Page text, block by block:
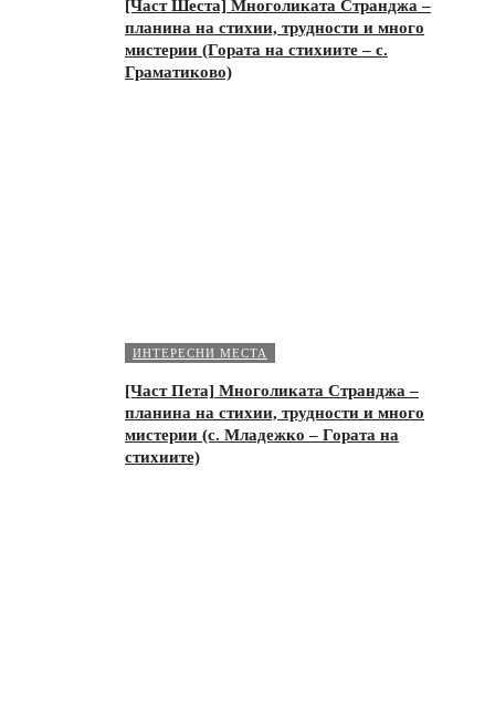
[Част Шеста] Многоликата Странджа –
планина на стихии, трудности и много
мистерии (Гората на стихиите – с.
Граматиково)
ИНТЕРЕСНИ МЕСТА
[Част Пета] Многоликата Странджа –
планина на стихии, трудности и много
мистерии (с. Младежко – Гората на
стихиите)